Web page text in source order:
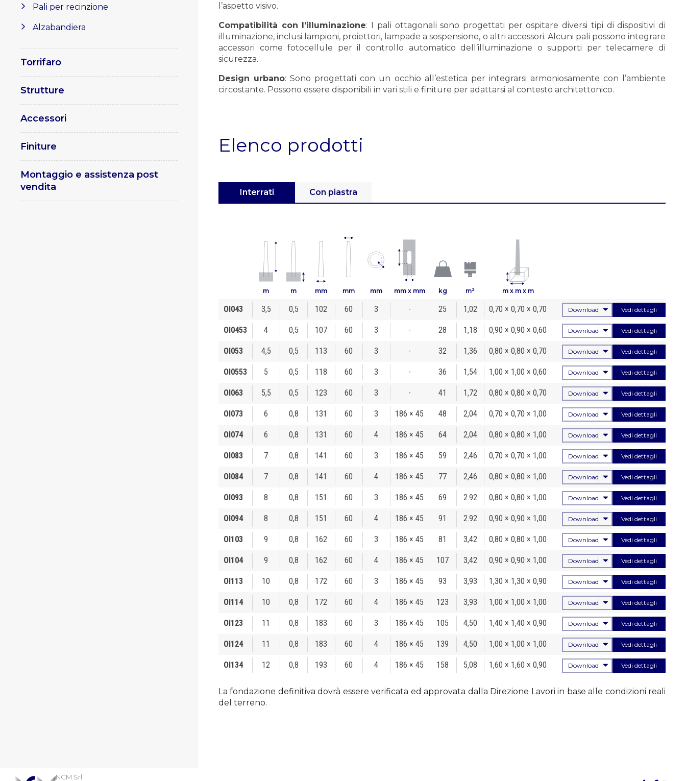
Pali per recinzione
Alzabandiera
Torrifaro
Strutture
Accessori
Finiture
Montaggio e assistenza post
vendita
l’aspetto visivo.
Compatibilità con l’illuminazione: I pali ottagonali sono progettati per ospitare diversi tipi di dispositivi di
illuminazione, inclusi lampioni, proiettori, lampade a sospensione, o altri accessori. Alcuni pali possono integrare
accessori come fotocellule per il controllo automatico dell’illuminazione o supporti per telecamere di
sicurezza.
Design urbano: Sono progettati con un occhio all’estetica per integrarsi armoniosamente con l’ambiente
circostante. Possono essere disponibili in vari stili e finiture per adattarsi al contesto architettonico.
Elenco prodotti
Interrati
La fondazione definitiva dovrà essere verificata ed approvata dalla Direzione Lavori in base alle condizioni reali
del terreno.
m m mm mm mm mm x mm kg m² m x m x m
OI043 3,5 0,5 102 60 3 - 25 1,02 0,70 × 0,70 × 0,70 Download Vedi dettagli
OI0453 4 0,5 107 60 3 - 28 1,18 0,90 × 0,90 × 0,60 Download Vedi dettagli
OI053 4,5 0,5 113 60 3 - 32 1,36 0,80 × 0,80 × 0,70 Download Vedi dettagli
OI0553 5 0,5 118 60 3 - 36 1,54 1,00 × 1,00 × 0,60 Download Vedi dettagli
OI063 5,5 0,5 123 60 3 - 41 1,72 0,80 × 0,80 × 0,70 Download Vedi dettagli
OI073 6 0,8 131 60 3 186 × 45 48 2,04 0,70 × 0,70 × 1,00 Download Vedi dettagli
OI074 6 0,8 131 60 4 186 × 45 64 2,04 0,80 × 0,80 × 1,00 Download Vedi dettagli
OI083 7 0,8 141 60 3 186 × 45 59 2,46 0,70 × 0,70 × 1,00 Download Vedi dettagli
OI084 7 0,8 141 60 4 186 × 45 77 2,46 0,80 × 0,80 × 1,00 Download Vedi dettagli
OI093 8 0,8 151 60 3 186 × 45 69 2.92 0,80 × 0,80 × 1,00 Download Vedi dettagli
OI094 8 0,8 151 60 4 186 × 45 91 2.92 0,90 × 0,90 × 1,00 Download Vedi dettagli
OI103 9 0,8 162 60 3 186 × 45 81 3,42 0,80 × 0,80 × 1,00 Download Vedi dettagli
OI104 9 0,8 162 60 4 186 × 45 107 3,42 0,90 × 0,90 × 1,00 Download Vedi dettagli
OI113 10 0,8 172 60 3 186 × 45 93 3,93 1,30 × 1,30 × 0,90 Download Vedi dettagli
OI114 10 0,8 172 60 4 186 × 45 123 3,93 1,00 × 1,00 × 1,00 Download Vedi dettagli
OI123 11 0,8 183 60 3 186 × 45 105 4,50 1,40 × 1,40 × 0,90 Download Vedi dettagli
OI124 11 0,8 183 60 4 186 × 45 139 4,50 1,00 × 1,00 × 1,00 Download Vedi dettagli
OI134 12 0,8 193 60 4 186 × 45 158 5,08 1,60 × 1,60 × 0,90 Download Vedi dettagli
Con piastra
NCM Srl